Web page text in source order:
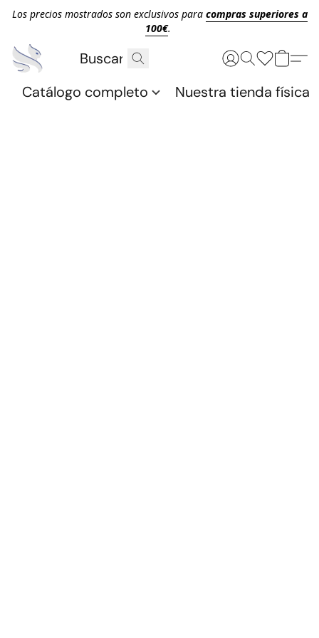
Los precios mostrados son exclusivos para compras superiores a
100€.
Catálogo completo Nuestra tienda física